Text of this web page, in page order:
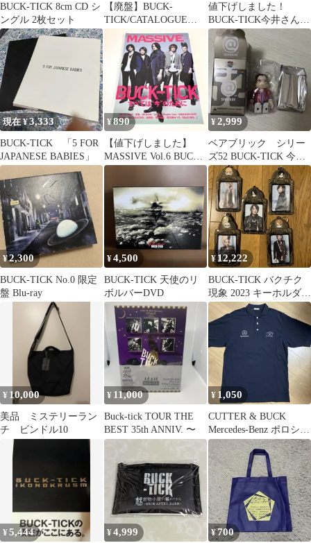
BUCK-TICK 8cm CD シ
ングル 2枚セット
【廃盤】BUCK-
TICK/CATALOGUE
1987-1995/付属品付‼︎
値下げしました！
BUCK-TICK今井さん還
暦祝い福岡ライブグッ
ズ
現在 ¥3,333
BUCK-TICK 「5 FOR
JAPANESE BABIES」
¥890
【値下げしました】
MASSIVE Vol.6 BUCK-
TICK 特集 バクチク
¥2,999
ベアブリック シリー
ズ52 BUCK-TICK 今井
寿
¥2,300
BUCK-TICK No.0 限定
盤 Blu-ray
¥4,500
BUCK-TICK 天使のリ
ボルバーDVD
¥ 12,222
BUCK-TICK バクチク
現象 2023 キーホルダー
5種セット
¥ 10,000
美品 ミステリーラン
チ ビンドル10
¥ 11,000
Buck-tick TOUR THE
BEST 35th ANNIV. 〜
¥ 1,050
CUTTER & BUCK
Mercedes-Benz ポロシャ
ツ ブラックM
¥5,444 ¥4,999 ¥700